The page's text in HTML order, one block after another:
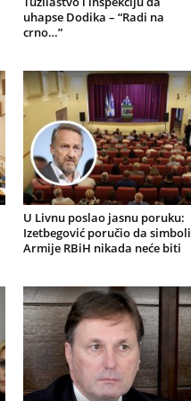
uhapse Dodika – “Radi na
crno…”
U Livnu poslao jasnu poruku:
Izetbegović poručio da simboli
Armije RBiH nikada neće biti